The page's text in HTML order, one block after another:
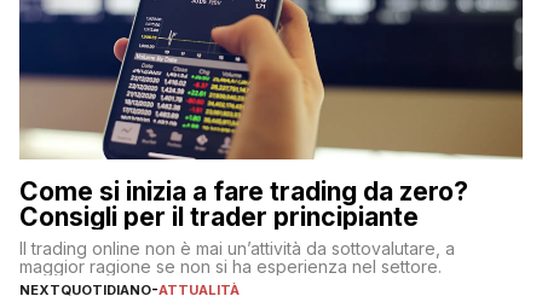
Come si inizia a fare trading da zero?
Consigli per il trader principiante
Il trading online non è mai un’attività da sottovalutare, a
maggior ragione se non si ha esperienza nel settore.
NEXTQUOTIDIANO-ATTUALITÀ